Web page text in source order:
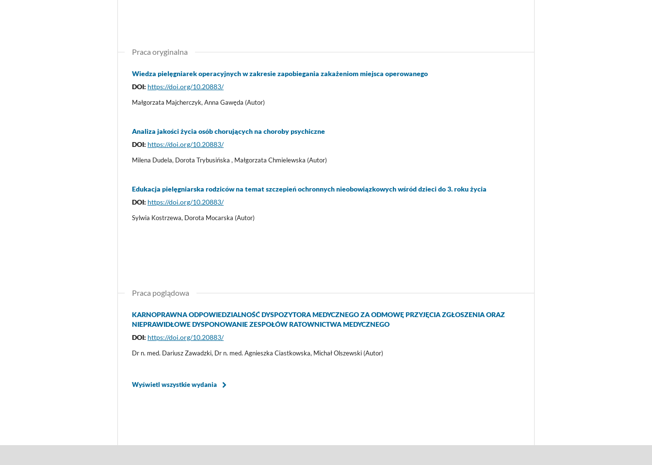
Praca oryginalna
Wiedza pielęgniarek operacyjnych w zakresie zapobiegania zakażeniom miejsca operowanego
DOI: https://doi.org/10.20883/
Małgorzata Majcherczyk, Anna Gawęda (Autor)
Analiza jakości życia osób chorujących na choroby psychiczne
DOI: https://doi.org/10.20883/
Milena Dudela, Dorota Trybusińska , Małgorzata Chmielewska (Autor)
Edukacja pielęgniarska rodziców na temat szczepień ochronnych nieobowiązkowych wśród dzieci do 3. roku życia
DOI: https://doi.org/10.20883/
Sylwia Kostrzewa, Dorota Mocarska (Autor)
Praca poglądowa
KARNOPRAWNA ODPOWIEDZIALNOŚĆ DYSPOZYTORA MEDYCZNEGO ZA ODMOWĘ PRZYJĘCIA ZGŁOSZENIA ORAZ
NIEPRAWIDŁOWE DYSPONOWANIE ZESPOŁÓW RATOWNICTWA MEDYCZNEGO
DOI: https://doi.org/10.20883/
Dr n. med. Dariusz Zawadzki, Dr n. med. Agnieszka Ciastkowska, Michał Olszewski (Autor)
Wyświetl wszystkie wydania